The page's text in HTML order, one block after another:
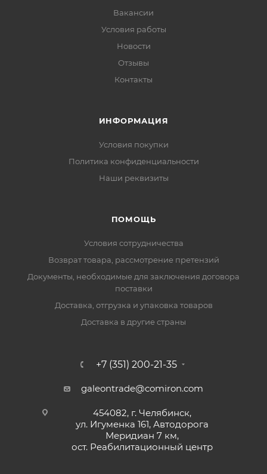
Вакансии
Условия работы
Новости
Отзывы
Контакты
ИНФОРМАЦИЯ
Условия покупки
Политика конфиденциальности
Наши реквизиты
ПОМОЩЬ
Условия сотрудничества
Возврат товара, рассмотрение претензий
Документы, необходимые для заключения договора
поставки
Доставка, отгрузка и упаковка товаров
Доставка в другие страны
+7 (351) 200-21-35
galeontrade@comiron.com
454082, г. Челябинск,
ул. Игуменка 161, Автодорога
Меридиан 7 км,
ост. Реабилитационный центр